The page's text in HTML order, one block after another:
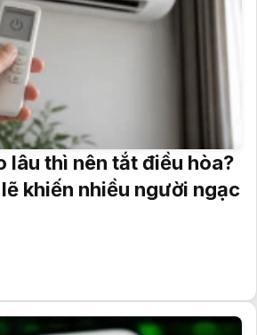
lâu thì nên tắt điều hòa?
khiến nhiều người ngạc